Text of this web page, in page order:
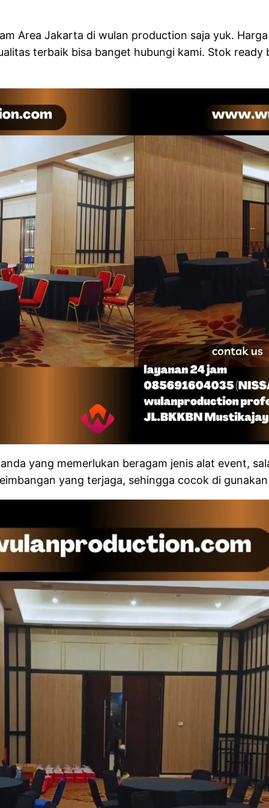
Area Jakarta di wulan production saja yuk.
terbaik bisa banget hubungi kami. Stok ready
yang memerlukan beragam jenis alat event,
yang terjaga, sehingga cocok di